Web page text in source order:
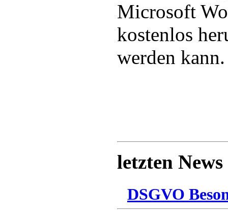
Microsoft
kostenlos
werden kann.
letzten News
DSGVO